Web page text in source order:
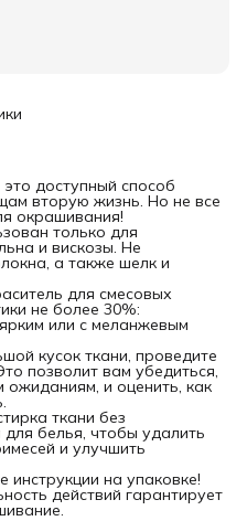
доступный способ
вторую жизнь. Но не все
окрашивания!
только для
и вискозы. Не
а также шелк и
для смесовых
не более 30%:
или с меланжевым
кусок ткани, проведите
позволит вам убедиться,
ожиданиям, и оценить, как
ткани без
белья, чтобы удалить
и улучшить
инструкции на упаковке!
действий гарантирует